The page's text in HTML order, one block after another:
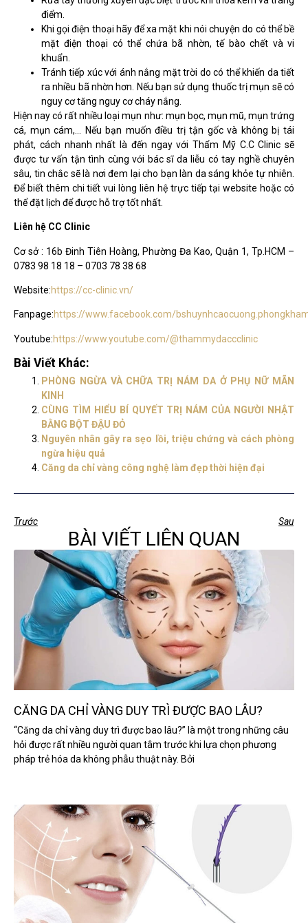
điểm.
Khi gọi điện thoại hãy để xa mặt khi nói chuyện do có thể bề
mặt điện thoại có thể chứa bã nhờn, tế bào chết và vi
khuẩn.
Tránh tiếp xúc với ánh nắng mặt trời do có thể khiến da tiết
ra nhiều bã nhờn hơn. Nếu bạn sử dụng thuốc trị mụn sẽ có
nguy cơ tăng nguy cơ cháy nắng.
Hiện nay có rất nhiều loại mụn như: mụn bọc, mụn mũ, mụn trứng
cá, mụn cám,… Nếu bạn muốn điều trị tận gốc và không bị tái
phát, cách nhanh nhất là đến ngay với Thẩm Mỹ C.C Clinic sẽ
được tư vấn tận tình cùng với bác sĩ da liễu có tay nghề chuyên
sâu, tin chắc sẽ là nơi đem lại cho bạn làn da sáng khỏe tự nhiên.
Để biết thêm chi tiết vui lòng liên hệ trực tiếp tại website hoặc có
thể đặt lịch để được hỗ trợ tốt nhất.
Liên hệ CC Clinic
Cơ sở : 16b Đinh Tiên Hoàng, Phường Đa Kao, Quận 1, Tp.HCM –
0783 98 18 18 – 0703 78 38 68
Website:https://cc-clinic.vn/
Fanpage:https://www.facebook.com/
Youtube:https://www.youtube.com/@thammydaccclinic
Bài Viết Khác:
PHÒNG NGỪA VÀ CHỮA TRỊ NÁM DA Ở PHỤ NỮ MÃN
KINH
CÙNG TÌM HIỂU BÍ QUYẾT TRỊ NÁM CỦA NGƯỜI NHẬT
BẰNG BỘT ĐẬU ĐỎ
Nguyên nhân gây ra sẹo lồi, triệu chứng và cách phòng
ngừa hiệu quả
Căng da chỉ vàng công nghệ làm đẹp thời hiện đại
Trước Sau
BÀI VIẾT LIÊN QUAN
CĂNG DA CHỈ VÀNG DUY TRÌ ĐƯỢC BAO LÂU?
“Căng da chỉ vàng duy trì được bao lâu?” là một trong những câu
hỏi được rất nhiều người quan tâm trước khi lựa chọn phương
pháp trẻ hóa da không phẫu thuật này. Bởi